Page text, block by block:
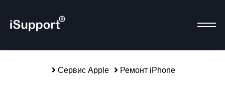
Сервис Apple Ремонт iPhone